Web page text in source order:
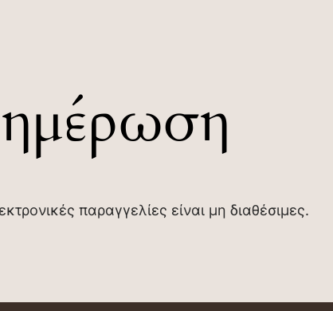
παραγγελίες είναι μη διαθέσιμες.